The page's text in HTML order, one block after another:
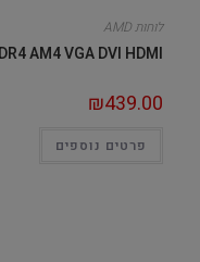
לוחות AMD
AM4 VGA DVI HDMI
₪439.00
פרטים נוספים